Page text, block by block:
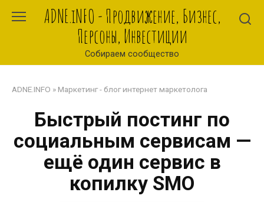
ADNE.iNFO - Продвижение, Бизнес,
Персоны, Инвестиции
Собираем сообщество
ADNE.INFO » Маркетинг - блог интернет маркетолога
Быстрый постинг по
социальным сервисам —
ещё один сервис в
копилку SMO